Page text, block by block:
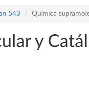
543 Química
y